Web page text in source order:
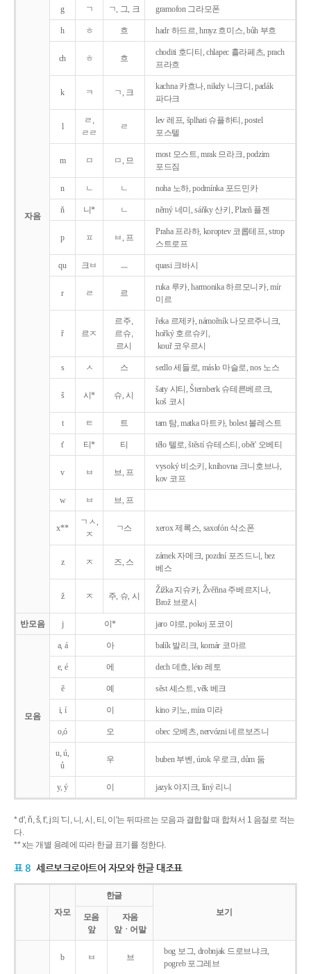
자음
g ㄱ ㄱ, 그, 크 gramofon 그라모폰
h ㅎ 흐 hadr 하드르, hmyz 흐미스, bůh 부흐
ch ㅎ 흐
choditi 호디티, chlapec 흘라페츠, prach
프라흐
k ㅋ ㄱ, 크
kachna 카흐나, nikdy 니크디, padák
파다크
l
ㄹ,
ㄹㄹ
ㄹ
lev 레프, šplhati 슈플하티, postel
포스텔
m ㅁ ㅁ, 므
most 모스트, mrak 므라크, podzim
포드짐
n ㄴ ㄴ noha 노하, podmínka 포드민카
ň 니* ㄴ němý 네미, sáňky 산키, Plzeň 플젠
p ㅍ ㅂ, 프
Praha 프라하, koroptev 코롭테프, strop
스트로프
qu 크ㅂ ㅡ quasi 크바시
r ㄹ 르
ruka 루카, harmonika 하르모니카, mír
미르
ř 르ㅈ
르주,
르슈,
르시
řeka 르제카, námořník 나모르주니크,
hořký 호르슈키,
kouř 코우르시
s ㅅ 스 sedlo 세들로, máslo 마슬로, nos 노스
š 시* 슈, 시
šaty 샤티, Šternberk 슈테른베르크,
koš 코시
t ㅌ 트 tam 탐, matka 마트카, bolest 볼레스트
t' 티* 티 tělo 텔로, štěstí 슈테스티, obět' 오베티
v ㅂ 브, 프
vysoký 비소키, knihovna 크니호브나,
kov 코프
w ㅂ 브, 프
x**
ㄱㅅ,
ㅈ
ㄱ스 xerox 제록스, saxofón 삭소폰
z ㅈ 즈, 스
zámek 자메크, pozdní 포즈드니, bez
베스
ž ㅈ 주, 슈, 시
Žižka 지슈카, Žvěřina 주베르지나,
Brož 브로시
반모음 j 이* jaro 야로, pokoj 포코이
모음
a, á 아 balík 발리크, komár 코마르
e, é 에 dech 데흐, léto 레토
ě 예 sěst 셰스트, věk 베크
i, í 이 kino 키노, míra 미라
o,ó 오 obec 오베츠, nervózni 네르보즈니
u, ú,
ů
우 buben 부벤, úrok 우로크, dům 둠
y, ý 이 jazyk야지크, líný 리니
* d', ň, š, t', j의 '디, 니, 시, 티, 이'는 뒤따르는 모음과 결합할 때 합쳐서 1 음절로 적는
다.
** x는 개별 용례에 따라 한글 표기를 정한다.
표 8 세르보크로아트어 자모와 한글 대조표
자모
한글
보기
모음
앞
자음
앞ㆍ어말
b ㅂ 브
bog 보그, drobnjak 드로브냐크,
pogreb 포그레브